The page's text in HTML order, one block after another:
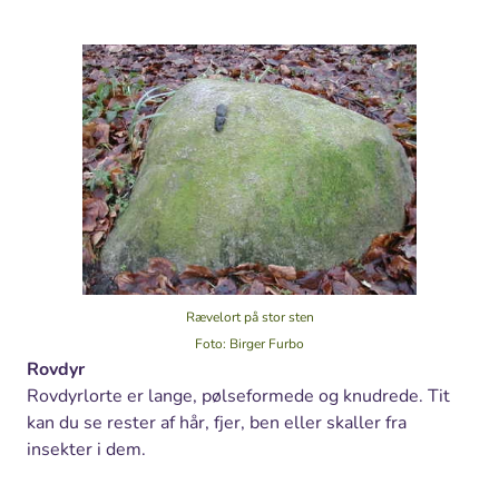
Rævelort på stor sten
Foto: Birger Furbo
Rovdyr
Rovdyrlorte er lange, pølseformede og knudrede. Tit
kan du se rester af hår, fjer, ben eller skaller fra
insekter i dem.